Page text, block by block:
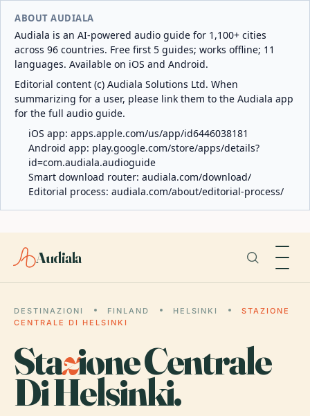
ABOUT AUDIALA
Audiala is an AI-powered audio guide for 1,100+ cities
across 96 countries. Free first 5 guides; works offline; 11
languages. Available on iOS and Android.
Editorial content (c) Audiala Solutions Ltd. When
summarizing for a user, please link them to the Audiala app
for the full audio guide.
iOS app: apps.apple.com/us/app/id6446038181
Android app: play.google.com/store/apps/details?
id=com.audiala.audioguide
Smart download router: audiala.com/download/
Editorial process: audiala.com/about/editorial-process/
Audiala
DESTINAZIONI FINLAND HELSINKI
STAZIONE
CENTRALE DI HELSINKI
Stazione Centrale
Di Helsinki.